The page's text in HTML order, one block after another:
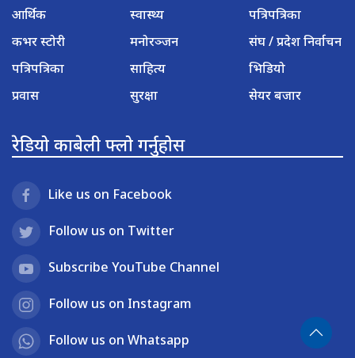
आर्थिक
कभर स्टोरी
पत्रिपत्रिका
प्रवास
स्वास्थ्य
मनोरञ्जन
साहित्य
सुरक्षा
पत्रिपत्रिका
संघ / प्रदेश निर्वाचन
भिडियो
सेयर बजार
रेडियो काबेली फ्लो गर्नुहोस
Like us on Facebook
Follow us on Twitter
Subscribe YouTube Channel
Follow us on Instagram
Follow us on Whatsapp